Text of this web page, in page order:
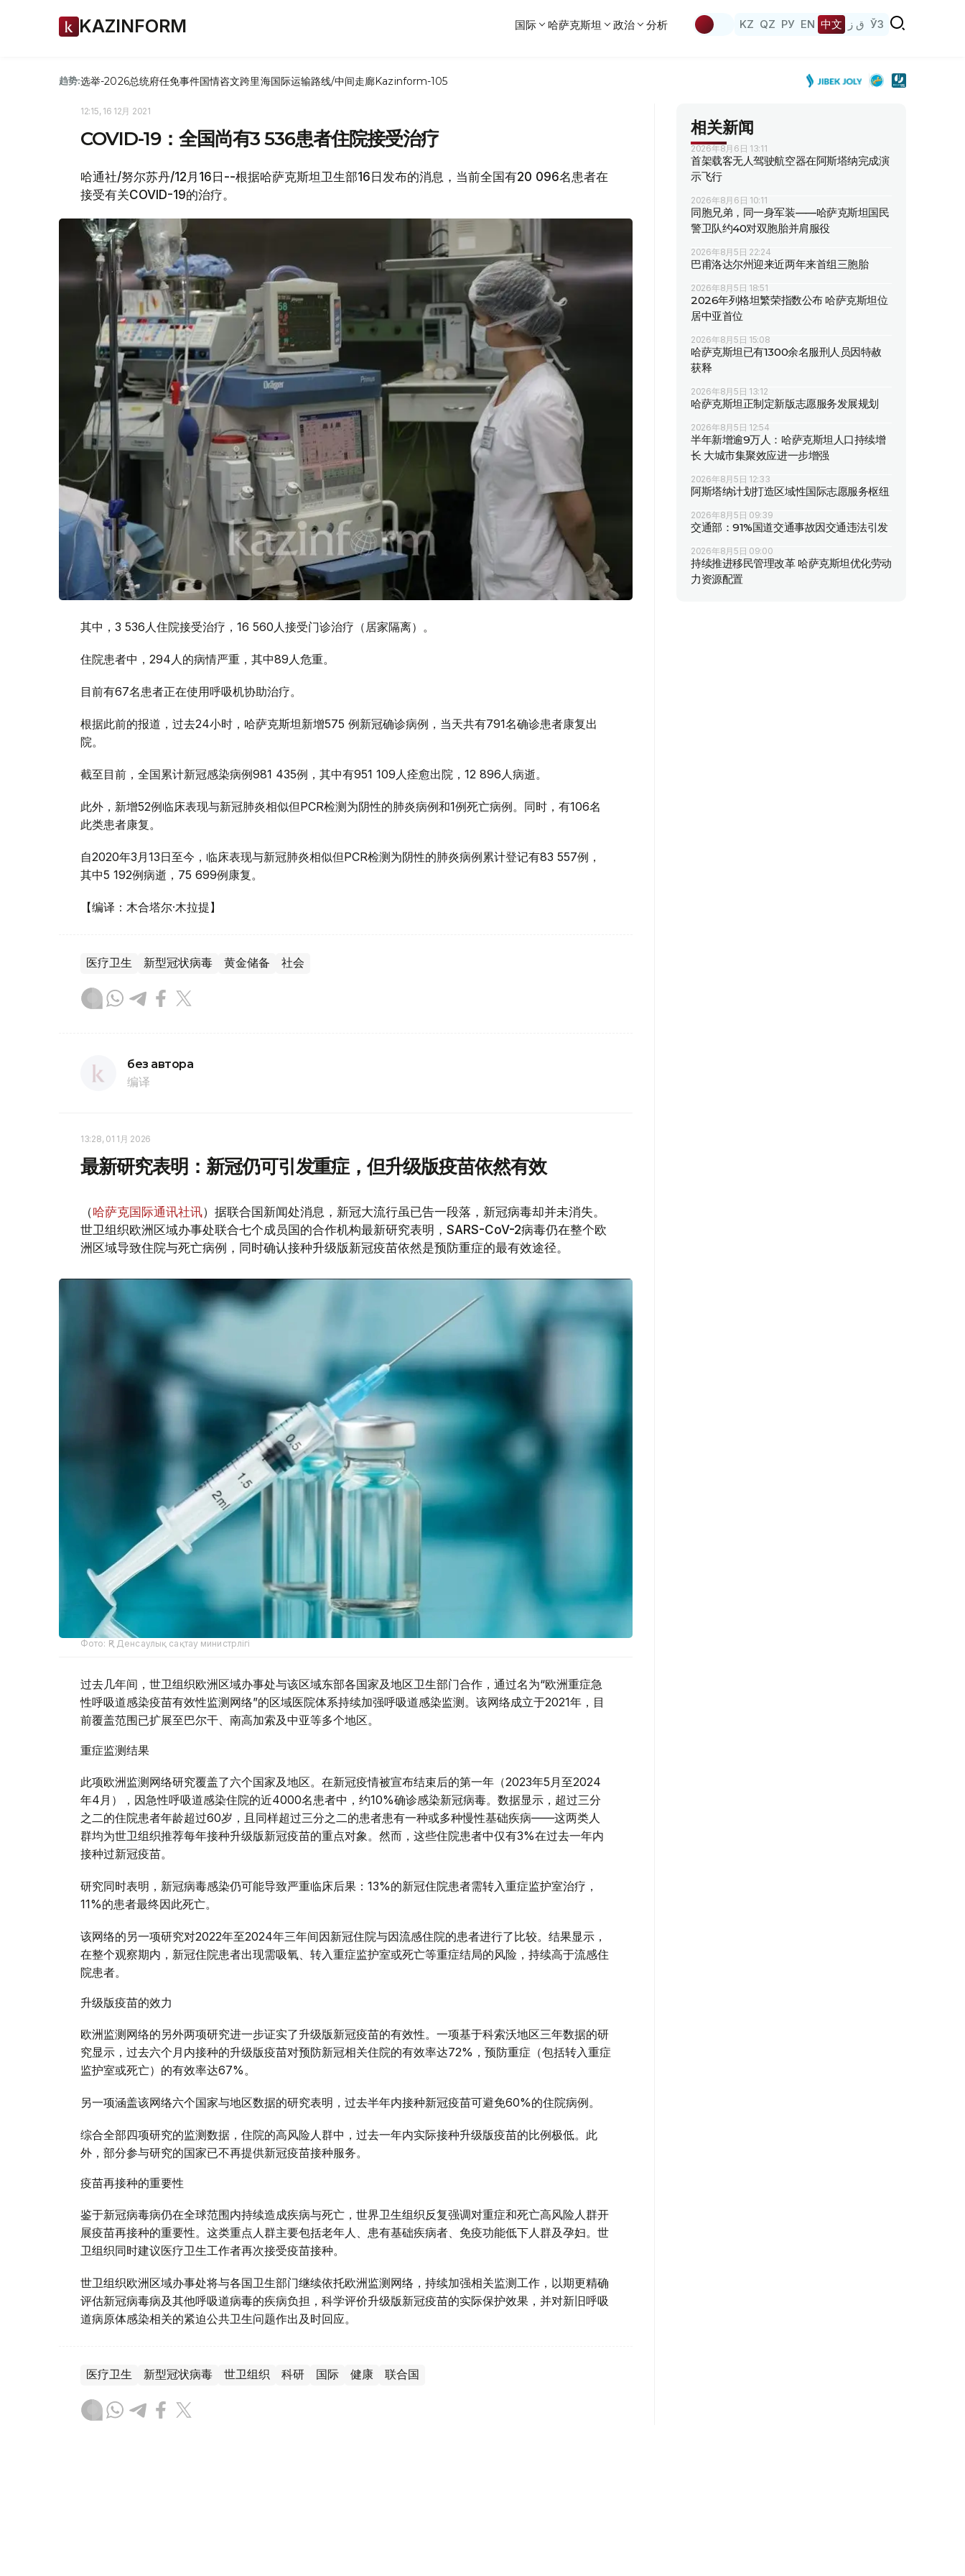
KAZINFORM 国际 哈萨克斯坦 政治 分析 KZ QZ РУ EN 中文 ق ز ЎЗ
趋势:选举-2026总统府任免事件国情咨文跨里海国际运输路线/中间走廊Kazinform-105
12:15, 16 12月 2021
COVID-19：全国尚有3 536患者住院接受治疗
哈通社/努尔苏丹/12月16日--根据哈萨克斯坦卫生部16日发布的消息，当前全国有20 096名患者在
接受有关COVID-19的治疗。
其中，3 536人住院接受治疗，16 560人接受门诊治疗（居家隔离）。
住院患者中，294人的病情严重，其中89人危重。
目前有67名患者正在使用呼吸机协助治疗。
根据此前的报道，过去24小时，哈萨克斯坦新增575 例新冠确诊病例，当天共有791名确诊患者康复出
院。
截至目前，全国累计新冠感染病例981 435例，其中有951 109人痊愈出院，12 896人病逝。
此外，新增52例临床表现与新冠肺炎相似但PCR检测为阴性的肺炎病例和1例死亡病例。同时，有106名
此类患者康复。
自2020年3月13日至今，临床表现与新冠肺炎相似但PCR检测为阴性的肺炎病例累计登记有83 557例，
其中5 192例病逝，75 699例康复。
【编译：木合塔尔·木拉提】
医疗卫生 新型冠状病毒 黄金储备 社会
без автора
编译
13:28, 01 1月 2026
最新研究表明：新冠仍可引发重症，但升级版疫苗依然有效
（哈萨克国际通讯社讯）据联合国新闻处消息，新冠大流行虽已告一段落，新冠病毒却并未消失。
世卫组织欧洲区域办事处联合七个成员国的合作机构最新研究表明，SARS-CoV-2病毒仍在整个欧
洲区域导致住院与死亡病例，同时确认接种升级版新冠疫苗依然是预防重症的最有效途径。
Фото: ҚР Денсаулық сақтау министрлігі
过去几年间，世卫组织欧洲区域办事处与该区域东部各国家及地区卫生部门合作，通过名为“欧洲重症急
性呼吸道感染疫苗有效性监测网络”的区域医院体系持续加强呼吸道感染监测。该网络成立于2021年，目
前覆盖范围已扩展至巴尔干、南高加索及中亚等多个地区。
重症监测结果
此项欧洲监测网络研究覆盖了六个国家及地区。在新冠疫情被宣布结束后的第一年（2023年5月至2024
年4月），因急性呼吸道感染住院的近4000名患者中，约10%确诊感染新冠病毒。数据显示，超过三分
之二的住院患者年龄超过60岁，且同样超过三分之二的患者患有一种或多种慢性基础疾病——这两类人
群均为世卫组织推荐每年接种升级版新冠疫苗的重点对象。然而，这些住院患者中仅有3%在过去一年内
接种过新冠疫苗。
研究同时表明，新冠病毒感染仍可能导致严重临床后果：13%的新冠住院患者需转入重症监护室治疗，
11%的患者最终因此死亡。
该网络的另一项研究对2022年至2024年三年间因新冠住院与因流感住院的患者进行了比较。结果显示，
在整个观察期内，新冠住院患者出现需吸氧、转入重症监护室或死亡等重症结局的风险，持续高于流感住
院患者。
升级版疫苗的效力
欧洲监测网络的另外两项研究进一步证实了升级版新冠疫苗的有效性。一项基于科索沃地区三年数据的研
究显示，过去六个月内接种的升级版疫苗对预防新冠相关住院的有效率达72%，预防重症（包括转入重症
监护室或死亡）的有效率达67%。
另一项涵盖该网络六个国家与地区数据的研究表明，过去半年内接种新冠疫苗可避免60%的住院病例。
综合全部四项研究的监测数据，住院的高风险人群中，过去一年内实际接种升级版疫苗的比例极低。此
外，部分参与研究的国家已不再提供新冠疫苗接种服务。
疫苗再接种的重要性
鉴于新冠病毒病仍在全球范围内持续造成疾病与死亡，世界卫生组织反复强调对重症和死亡高风险人群开
展疫苗再接种的重要性。这类重点人群主要包括老年人、患有基础疾病者、免疫功能低下人群及孕妇。世
卫组织同时建议医疗卫生工作者再次接受疫苗接种。
世卫组织欧洲区域办事处将与各国卫生部门继续依托欧洲监测网络，持续加强相关监测工作，以期更精确
评估新冠病毒病及其他呼吸道病毒的疾病负担，科学评价升级版新冠疫苗的实际保护效果，并对新旧呼吸
道病原体感染相关的紧迫公共卫生问题作出及时回应。
医疗卫生 新型冠状病毒 世卫组织 科研 国际 健康 联合国
相关新闻
2026年8月6日 13:11
首架载客无人驾驶航空器在阿斯塔纳完成演
示飞行
2026年8月6日 10:11
同胞兄弟，同一身军装——哈萨克斯坦国民
警卫队约40对双胞胎并肩服役
2026年8月5日 22:24
巴甫洛达尔州迎来近两年来首组三胞胎
2026年8月5日 18:51
2026年列格坦繁荣指数公布 哈萨克斯坦位
居中亚首位
2026年8月5日 15:08
哈萨克斯坦已有1300余名服刑人员因特赦
获释
2026年8月5日 13:12
哈萨克斯坦正制定新版志愿服务发展规划
2026年8月5日 12:54
半年新增逾9万人：哈萨克斯坦人口持续增
长 大城市集聚效应进一步增强
2026年8月5日 12:33
阿斯塔纳计划打造区域性国际志愿服务枢纽
2026年8月5日 09:39
交通部：91%国道交通事故因交通违法引发
2026年8月5日 09:00
持续推进移民管理改革 哈萨克斯坦优化劳动
力资源配置